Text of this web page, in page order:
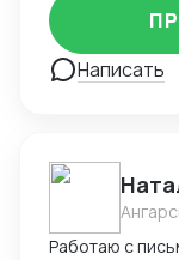
службами в
подготовки и
обслуживания
Написать
Работаю с